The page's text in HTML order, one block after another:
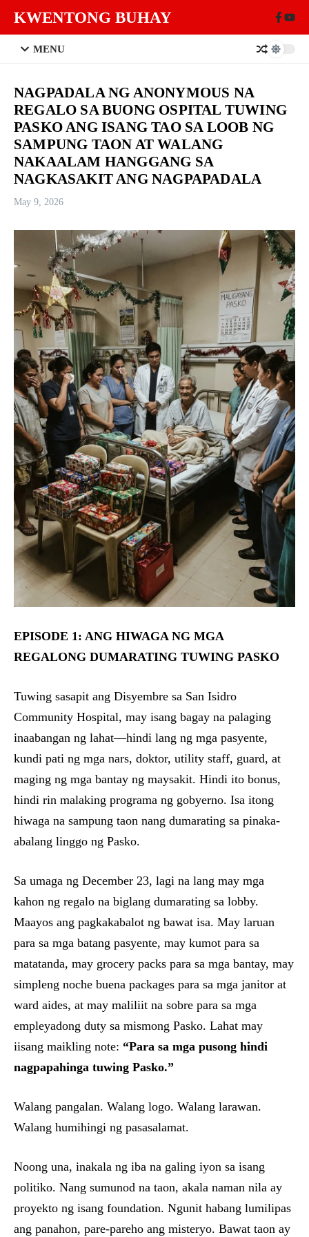
KWENTONG BUHAY
MENU
NAGPADALA NG ANONYMOUS NA
REGALO SA BUONG OSPITAL TUWING
PASKO ANG ISANG TAO SA LOOB NG
SAMPUNG TAON AT WALANG
NAKAALAM HANGGANG SA
NAGKASAKIT ANG NAGPAPADALA
May 9, 2026
EPISODE 1: ANG HIWAGA NG MGA
REGALONG DUMARATING TUWING PASKO
Tuwing sasapit ang Disyembre sa San Isidro
Community Hospital, may isang bagay na palaging
inaabangan ng lahat—hindi lang ng mga pasyente,
kundi pati ng mga nars, doktor, utility staff, guard, at
maging ng mga bantay ng maysakit. Hindi ito bonus,
hindi rin malaking programa ng gobyerno. Isa itong
hiwaga na sampung taon nang dumarating sa pinaka-
abalang linggo ng Pasko.
Sa umaga ng December 23, lagi na lang may mga
kahon ng regalo na biglang dumarating sa lobby.
Maayos ang pagkakabalot ng bawat isa. May laruan
para sa mga batang pasyente, may kumot para sa
matatanda, may grocery packs para sa mga bantay, may
simpleng noche buena packages para sa mga janitor at
ward aides, at may maliliit na sobre para sa mga
empleyadong duty sa mismong Pasko. Lahat may
iisang maikling note: “Para sa mga pusong hindi
nagpapahinga tuwing Pasko.”
Walang pangalan. Walang logo. Walang larawan.
Walang humihingi ng pasasalamat.
Noong una, inakala ng iba na galing iyon sa isang
politiko. Nang sumunod na taon, akala naman nila ay
proyekto ng isang foundation. Ngunit habang lumilipas
ang panahon, pare-pareho ang misteryo. Bawat taon ay